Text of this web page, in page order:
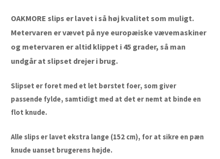
OAKMORE slips er lavet i så høj kvalitet som muligt.
Metervaren er vævet på nye europæiske vævemaskiner
og metervaren er altid klippet i 45 grader, så man
undgår at slipset drejer i brug.
Slipset er foret med et let børstet foer, som giver
passende fylde, samtidigt med at det er nemt at binde en
flot knude.
Alle slips er lavet ekstra lange (152 cm), for at sikre en pæn
knude uanset brugerens højde.